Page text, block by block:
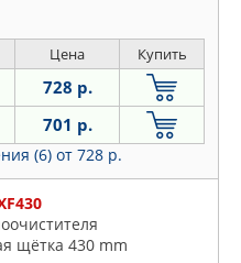
Цена Купить
728 р.
701 р.
(6) от 728 р.
щётка 430 mm